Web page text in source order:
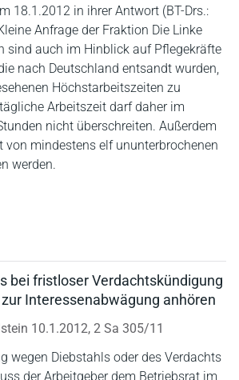
18.1.2012 in ihrer Antwort (BT-Drs.:
Anfrage der Fraktion Die Linke
sind auch im Hinblick auf Pflegekräfte
nach Deutschland entsandt wurden,
Höchstarbeitszeiten zu
Arbeitszeit darf daher im
nicht überschreiten. Außerdem
von mindestens elf ununterbrochenen
werden.
bei fristloser Verdachtskündigung
Interessenabwägung anhören
10.1.2012, 2 Sa 305/11
wegen Diebstahls oder des Verdachts
der Arbeitgeber dem Betriebsrat im